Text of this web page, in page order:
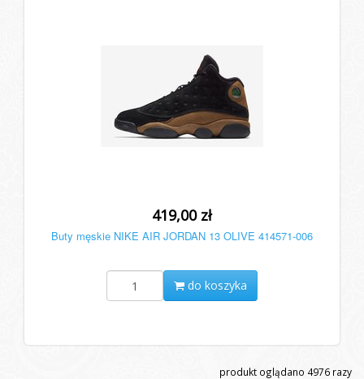
419,00 zł
Buty męskie NIKE AIR JORDAN 13 OLIVE 414571-006
do koszyka
produkt oglądano 4976 razy